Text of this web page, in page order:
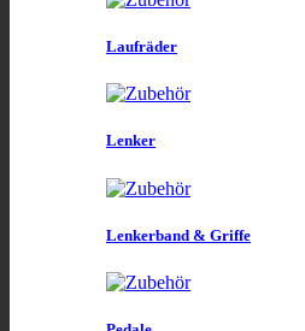
Laufräder
Lenker
Lenkerband & Griffe